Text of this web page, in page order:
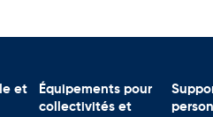
ou temporaire.
et
Équipements pour
collectivités et